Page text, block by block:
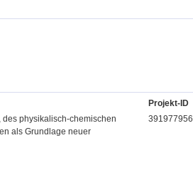
Projekt-ID
des physikalisch-chemischen
als Grundlage neuer
391977956